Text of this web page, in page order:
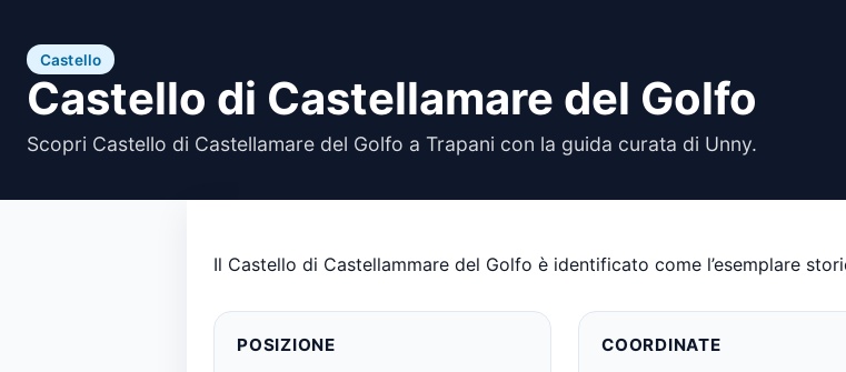
Castello
Castello di Castellamare del Golfo
Scopri Castello di Castellamare del Golfo a Trapani con la guida curata di Unny.
Il Castello di Castellammare del Golfo è identificato come l’esemplare
POSIZIONE COORDINATE